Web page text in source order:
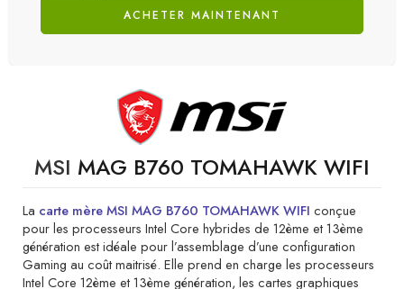
ACHETER MAINTENANT
MSI MAG B760 TOMAHAWK WIFI
La carte mère MSI MAG B760 TOMAHAWK WIFI conçue
pour les processeurs Intel Core hybrides de 12ème et 13ème
génération est idéale pour l’assemblage d’une configuration
Gaming au coût maitrisé. Elle prend en charge les processeurs
Intel Core 12ème et 13ème génération, les cartes graphiques